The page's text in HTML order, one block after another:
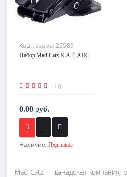
Код товара: 25589
Набор Mad Catz R.A.T. AIR
0
0.00 руб.
Наличие: Под заказ
Mad Catz — канадская компания,